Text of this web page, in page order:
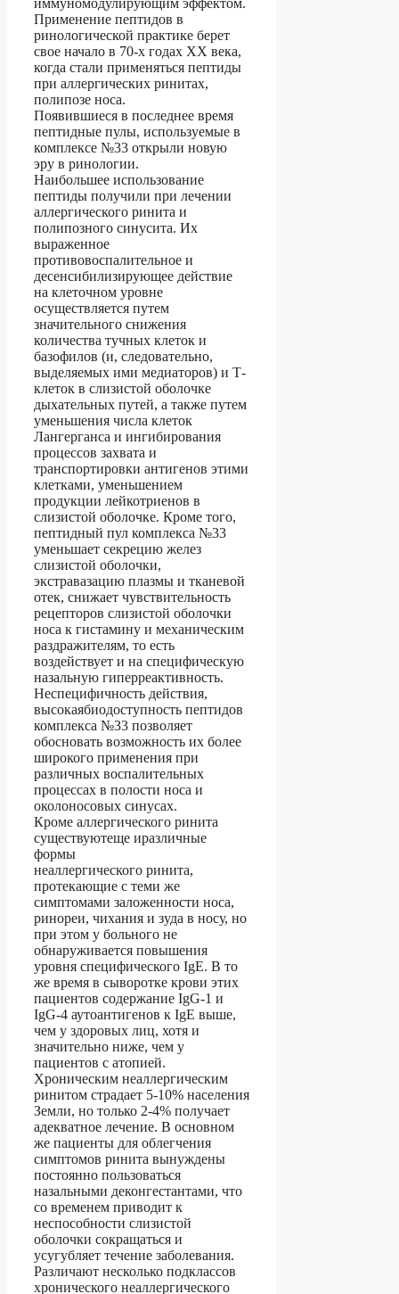
иммуномодулирующим эффектом.
Применение пептидов в
ринологической практике берет
свое начало в 70-х годах ХХ века,
когда стали применяться пептиды
при аллергических ринитах,
полипозе носа.
Появившиеся в последнее время
пептидные пулы, используемые в
комплексе №33 открыли новую
эру в ринологии.
Наибольшее использование
пептиды получили при лечении
аллергического ринита и
полипозного синусита. Их
выраженное
противовоспалительное и
десенсибилизирующее действие
на клеточном уровне
осуществляется путем
значительного снижения
количества тучных клеток и
базофилов (и, следовательно,
выделяемых ими медиаторов) и Т-
клеток в слизистой оболочке
дыхательных путей, а также путем
уменьшения числа клеток
Лангерганса и ингибирования
процессов захвата и
транспортировки антигенов этими
клетками, уменьшением
продукции лейкотриенов в
слизистой оболочке. Кроме того,
пептидный пул комплекса №33
уменьшает секрецию желез
слизистой оболочки,
экстравазацию плазмы и тканевой
отек, снижает чувствительность
рецепторов слизистой оболочки
носа к гистамину и механическим
раздражителям, то есть
воздействует и на специфическую
назальную гиперреактивность.
Неспецифичность действия,
высокаябиодоступность пептидов
комплекса №33 позволяет
обосновать возможность их более
широкого применения при
различных воспалительных
процессах в полости носа и
околоносовых синусах.
Кроме аллергического ринита
существуютеще иразличные
формы
неаллергического ринита,
протекающие с теми же
симптомами заложенности носа,
ринореи, чихания и зуда в носу, но
при этом у больного не
обнаруживается повышения
уровня специфического IgE. В то
же время в сыворотке крови этих
пациентов содержание IgG-1 и
IgG-4 аутоантигенов к IgE выше,
чем у здоровых лиц, хотя и
значительно ниже, чем у
пациентов с атопией.
Хроническим неаллергическим
ринитом страдает 5-10% населения
Земли, но только 2-4% получает
адекватное лечение. В основном
же пациенты для облегчения
симптомов ринита вынуждены
постоянно пользоваться
назальными деконгестантами, что
со временем приводит к
неспособности слизистой
оболочки сокращаться и
усугубляет течение заболевания.
Различают несколько подклассов
хронического неаллергического